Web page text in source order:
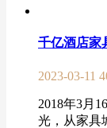
千亿酒店家
2023-03-11
2018年3月
光，从家具